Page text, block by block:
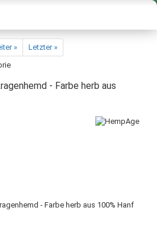
»
Letzter »
- Farbe herb aus